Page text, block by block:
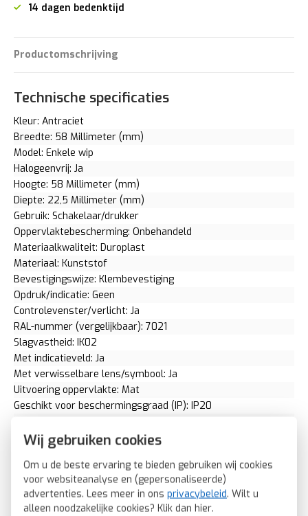
Wij gebruiken cookies
Om u de beste ervaring te bieden gebruiken wij cookies
voor websiteanalyse en (gepersonaliseerde)
advertenties. Lees meer in ons privacybeleid. Wilt u
alleen noodzakelijke cookies? Klik dan hier.
14 dagen bedenktijd
Productomschrijving
Technische specificaties
Kleur: Antraciet
Breedte: 58 Millimeter (mm)
Model: Enkele wip
Halogeenvrij: Ja
Hoogte: 58 Millimeter (mm)
Diepte: 22,5 Millimeter (mm)
Gebruik: Schakelaar/drukker
Oppervlaktebescherming: Onbehandeld
Materiaalkwaliteit: Duroplast
Materiaal: Kunststof
Bevestigingswijze: Klembevestiging
Opdruk/indicatie: Geen
Controlevenster/verlicht: Ja
RAL-nummer (vergelijkbaar): 7021
Slagvastheid: IK02
Met indicatieveld: Ja
Met verwisselbare lens/symbool: Ja
Uitvoering oppervlakte: Mat
Geschikt voor beschermingsgraad (IP): IP20
Aftastsymbool / barrièrevrij: Nee
Antibacteriële behandeling: Nee
Berker schakelwip groot tekstkader controlevenster
Q1/Q3/Q7 antraciet (16966086)
SKU: Berker 16966086